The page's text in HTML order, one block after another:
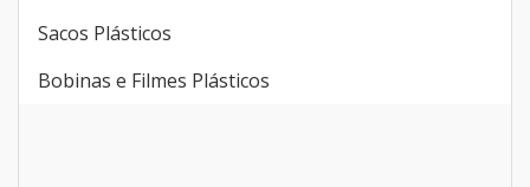
Sacos Plásticos
Bobinas e Filmes Plásticos